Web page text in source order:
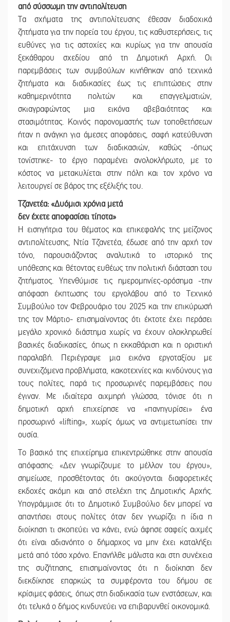
από σύσσωμη την αντιπολίτευση
Τα σχήματα της αντιπολίτευσης έθεσαν διαδοχικά
ζητήματα για την πορεία του έργου, τις καθυστερήσεις, τις
ευθύνες για τις αστοχίες και κυρίως για την απουσία
ξεκάθαρου σχεδίου από τη Δημοτική Αρχή. Οι
παρεμβάσεις των συμβούλων κινήθηκαν από τεχνικά
ζητήματα και διαδικασίες έως τις επιπτώσεις στην
καθημερινότητα πολιτών και επαγγελματιών,
σκιαγραφώντας μια εικόνα αβεβαιότητας και
στασιμότητας. Κοινός παρονομαστής των τοποθετήσεων
ήταν η ανάγκη για άμεσες αποφάσεις, σαφή κατεύθυνση
και επιτάχυνση των διαδικασιών, καθώς -όπως
τονίστηκε- το έργο παραμένει ανολοκλήρωτο, με το
κόστος να μετακυλίεται στην πόλη και τον χρόνο να
λειτουργεί σε βάρος της εξέλιξής του.
Τζανετέα: «Δυόμισι χρόνια μετά
δεν έχετε αποφασίσει τίποτα»
Η εισηγήτρια του θέματος και επικεφαλής της μείζονος
αντιπολίτευσης, Ντία Τζανετέα, έδωσε από την αρχή τον
τόνο, παρουσιάζοντας αναλυτικά το ιστορικό της
υπόθεσης και θέτοντας ευθέως την πολιτική διάσταση του
ζητήματος. Υπενθύμισε τις ημερομηνίες-ορόσημα -την
απόφαση έκπτωσης του εργολάβου από το Τεχνικό
Συμβούλιο τον Φεβρουάριο του 2025 και την επικύρωσή
της τον Μάρτιο- επισημαίνοντας ότι έκτοτε έχει περάσει
μεγάλο χρονικό διάστημα χωρίς να έχουν ολοκληρωθεί
βασικές διαδικασίες, όπως η εκκαθάριση και η οριστική
παραλαβή. Περιέγραψε μια εικόνα εργοταξίου με
συνεχιζόμενα προβλήματα, κακοτεχνίες και κινδύνους για
τους πολίτες, παρά τις προσωρινές παρεμβάσεις που
έγιναν. Με ιδιαίτερα αιχμηρή γλώσσα, τόνισε ότι η
δημοτική αρχή επιχείρησε να «πανηγυρίσει» ένα
προσωρινό «lifting», χωρίς όμως να αντιμετωπίσει την
ουσία.
Το βασικό της επιχείρημα επικεντρώθηκε στην απουσία
απόφασης: «Δεν γνωρίζουμε το μέλλον του έργου»,
σημείωσε, προσθέτοντας ότι ακούγονται διαφορετικές
εκδοχές ακόμη και από στελέχη της Δημοτικής Αρχής.
Υπογράμμισε ότι το Δημοτικό Συμβούλιο δεν μπορεί να
απαντήσει στους πολίτες όταν δεν γνωρίζει η ίδια η
διοίκηση τι σκοπεύει να κάνει, ενώ άφησε σαφείς αιχμές
ότι είναι αδιανόητο ο δήμαρχος να μην έχει καταλήξει
μετά από τόσο χρόνο. Επανήλθε μάλιστα και στη συνέχεια
της συζήτησης, επισημαίνοντας ότι η διοίκηση δεν
διεκδίκησε επαρκώς τα συμφέροντα του δήμου σε
κρίσιμες φάσεις, όπως στη διαδικασία των ενστάσεων, και
ότι τελικά ο δήμος κινδυνεύει να επιβαρυνθεί οικονομικά.